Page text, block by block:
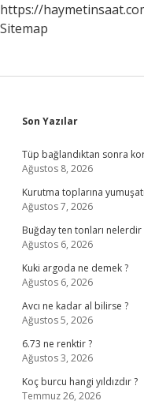
https://
Sitemap
Sidebar
Son Yazılar
Tüp bağlandıktan sonra
Ağustos 8, 2026
Kurutma toplarına
Ağustos 7, 2026
Buğday ten tonları nelerdir
Ağustos 6, 2026
Kuki argoda ne demek ?
Ağustos 6, 2026
Avcı ne kadar al bilirse ?
Ağustos 5, 2026
6.73 ne renktir ?
Ağustos 3, 2026
Koç burcu hangi yıldızdır ?
Temmuz 26, 2026